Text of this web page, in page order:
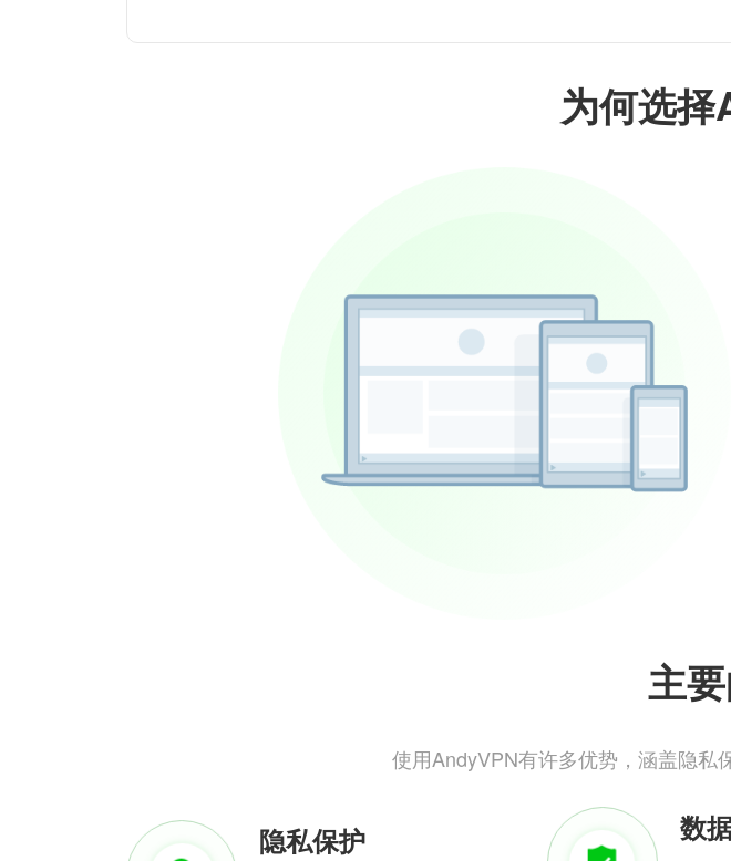
为何选择
主
使用AndyVPN有许多优势，涵盖隐私
隐私保护 数